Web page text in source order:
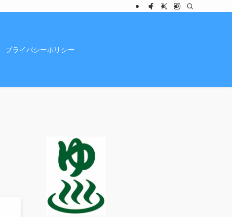
プライバシーポリシー